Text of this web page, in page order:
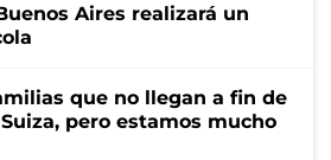
Aires realizará un
que no llegan a fin de
pero estamos mucho